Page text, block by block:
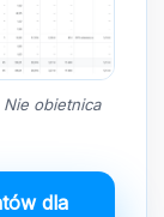
obietnica
dla